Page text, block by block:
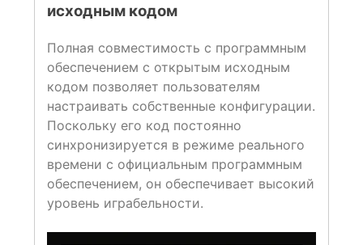
исходным кодом
Полная совместимость с программным
обеспечением с открытым исходным
кодом позволяет пользователям
настраивать собственные конфигурации.
Поскольку его код постоянно
синхронизируется в режиме реального
времени с официальным программным
обеспечением, он обеспечивает высокий
уровень играбельности.